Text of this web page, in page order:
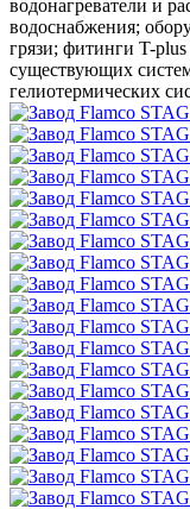
водонагреватели и
водоснабжения;
грязи; фитинги T-
существующих
гелиотермических